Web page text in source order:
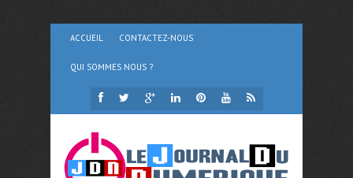
ACCUEIL CONTACTEZ-NOUS
QUI SOMMES NOUS ?